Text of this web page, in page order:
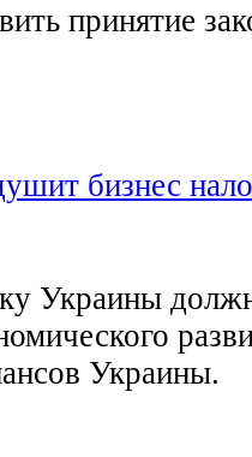
принятие
бизнес
Украины
Украины.